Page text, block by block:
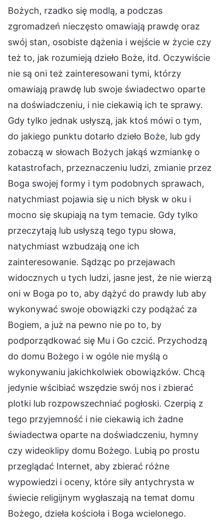
Bożych, rzadko się modlą, a podczas
zgromadzeń nieczęsto omawiają prawdę oraz
swój stan, osobiste dążenia i wejście w życie czy
też to, jak rozumieją dzieło Boże, itd. Oczywiście
nie są oni też zainteresowani tymi, którzy
omawiają prawdę lub swoje świadectwo oparte
na doświadczeniu, i nie ciekawią ich te sprawy.
Gdy tylko jednak usłyszą, jak ktoś mówi o tym,
do jakiego punktu dotarło dzieło Boże, lub gdy
zobaczą w słowach Bożych jakąś wzmiankę o
katastrofach, przeznaczeniu ludzi, zmianie przez
Boga swojej formy i tym podobnych sprawach,
natychmiast pojawia się u nich błysk w oku i
mocno się skupiają na tym temacie. Gdy tylko
przeczytają lub usłyszą tego typu słowa,
natychmiast wzbudzają one ich
zainteresowanie. Sądząc po przejawach
widocznych u tych ludzi, jasne jest, że nie wierzą
oni w Boga po to, aby dążyć do prawdy lub aby
wykonywać swoje obowiązki czy podążać za
Bogiem, a już na pewno nie po to, by
podporządkować się Mu i Go czcić. Przychodzą
do domu Bożego i w ogóle nie myślą o
wykonywaniu jakichkolwiek obowiązków. Chcą
jedynie wścibiać wszędzie swój nos i zbierać
plotki lub rozpowszechniać pogłoski. Czerpią z
tego przyjemność i nie ciekawią ich żadne
świadectwa oparte na doświadczeniu, hymny
czy wideoklipy domu Bożego. Lubią po prostu
przeglądać Internet, aby zbierać różne
wypowiedzi i oceny, które siły antychrysta w
świecie religijnym wygłaszają na temat domu
Bożego, dzieła kościoła i Boga wcielonego.